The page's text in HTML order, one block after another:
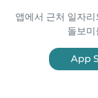
앱에서 근처 일자
돌보
App